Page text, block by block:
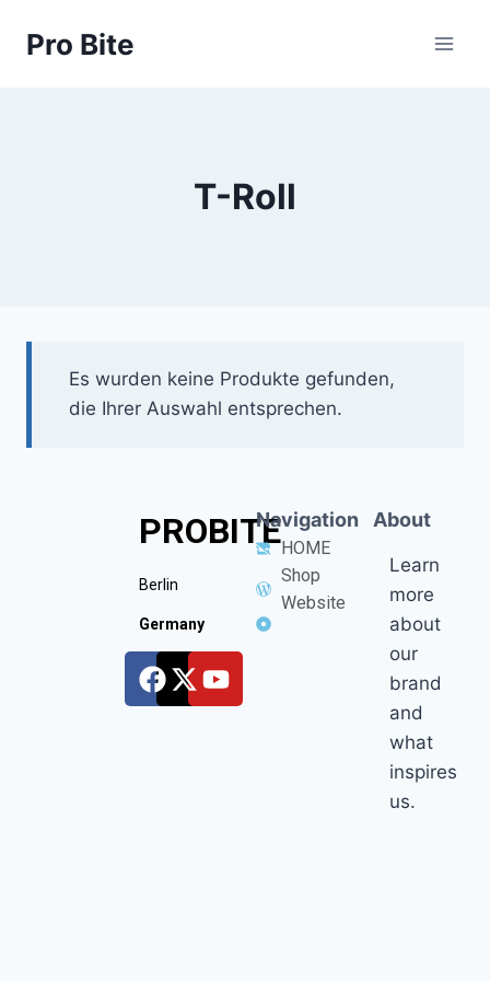
Pro Bite
T-Roll
Es wurden keine Produkte gefunden,
die Ihrer Auswahl entsprechen.
PROBITE
Berlin
Germany
Navigation
HOME
Shop
Website
About
Learn
more
about
our
brand
and
what
inspires
us.